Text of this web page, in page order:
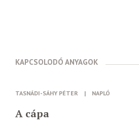
KAPCSOLODÓ ANYAGOK
TASNÁDI-SÁHY PÉTER | NAPLÓ
A cápa